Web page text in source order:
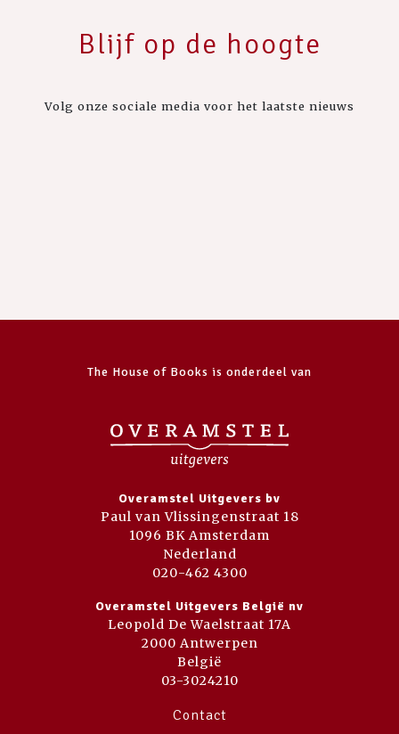
Blijf op de hoogte
Volg onze sociale media voor het laatste nieuws
The House of Books is onderdeel van
Overamstel Uitgevers bv
Paul van Vlissingenstraat 18
1096 BK Amsterdam
Nederland
020-462 4300
Overamstel Uitgevers België nv
Leopold De Waelstraat 17A
2000 Antwerpen
België
03-3024210
Contact